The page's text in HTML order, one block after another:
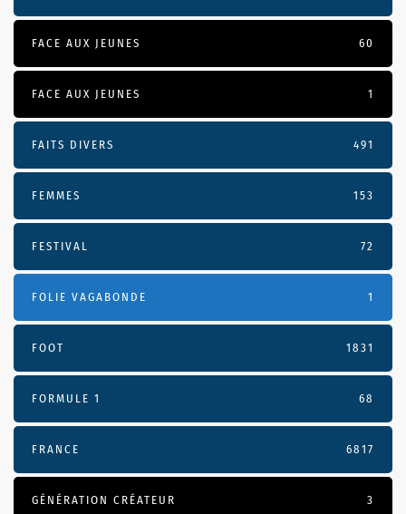
FACE AUX JEUNES 60
FACE AUX JEUNES 1
FAITS DIVERS 491
FEMMES 153
FESTIVAL 72
FOLIE VAGABONDE 1
FOOT 1831
FORMULE 1 68
FRANCE 6817
GÉNÉRATION CRÉATEUR 3